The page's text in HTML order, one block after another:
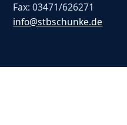
Fax: 03471/626271
info@stbschunke.de